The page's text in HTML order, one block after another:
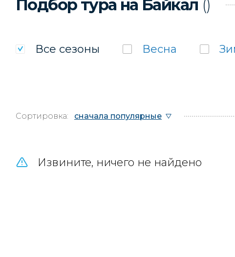
Подбор тура на Байкал ()
Все сезоны Весна
Сортировка: сначала популярные
Извините, ничего не найдено